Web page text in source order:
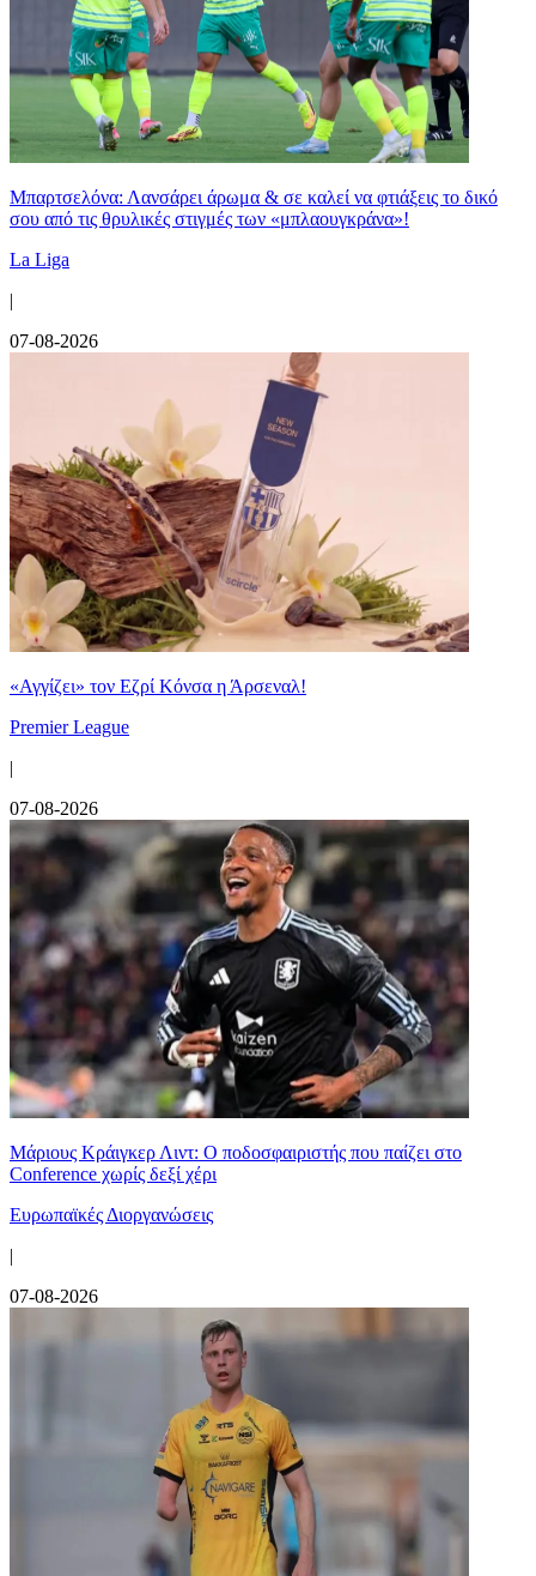
Μπαρτσελόνα: Λανσάρει άρωμα & σε καλεί να φτιάξεις το δικό
σου από τις θρυλικές στιγμές των «μπλαουγκράνα»!
La Liga
|
07-08-2026
«Αγγίζει» τον Εζρί Κόνσα η Άρσεναλ!
Premier League
|
07-08-2026
Μάριους Κράιγκερ Λιντ: Ο ποδοσφαιριστής που παίζει στο
Conference χωρίς δεξί χέρι
Ευρωπαϊκές Διοργανώσεις
|
07-08-2026